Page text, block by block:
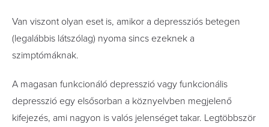
Van viszont olyan eset is, amikor a depressziós betegen
(legalábbis látszólag) nyoma sincs ezeknek a
szimptómáknak.
A magasan funkcionáló depresszió vagy funkcionális
depresszió egy elsősorban a köznyelvben megjelenő
kifejezés, ami nagyon is valós jelenséget takar. Legtöbbször